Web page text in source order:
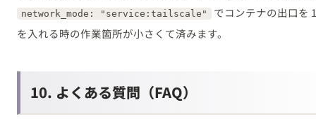
network_mode: "service:tailscale"
でコンテナの出口を
を入れる時の作業箇所が小さくて済みます。
10. よくある質問（FAQ）